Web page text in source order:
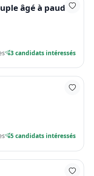
âgé à paudex
3 candidats intéressés
5 candidats intéressés